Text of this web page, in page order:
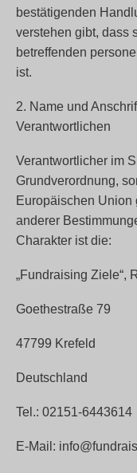
bestätigenden
verstehen gibt, dass
betreffenden
ist.
2. Name und
Verantwortlichen
Verantwortlicher im
Grundverordnung,
Europäischen Union
anderer
Charakter ist die:
„Fundraising Ziele“,
Goethestraße 79
47799 Krefeld
Deutschland
Tel.: 02151-6443614
E-Mail: